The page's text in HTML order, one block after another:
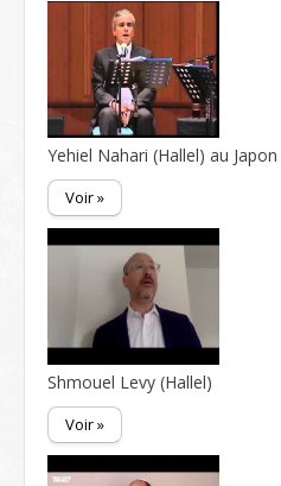
Yehiel Nahari (Hallel) au
Voir »
Shmouel Levy (Hallel)
Voir »